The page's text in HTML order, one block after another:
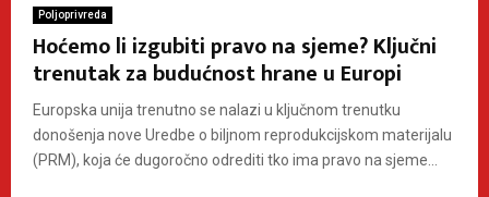
Poljoprivreda
Hoćemo li izgubiti pravo na sjeme? Ključni
trenutak za budućnost hrane u Europi
Europska unija trenutno se nalazi u ključnom trenutku
donošenja nove Uredbe o biljnom reprodukcijskom materijalu
(PRM), koja će dugoročno odrediti tko ima pravo na sjeme...